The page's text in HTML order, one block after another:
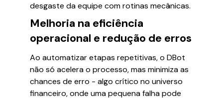
desgaste da equipe com rotinas mecânicas.
Melhoria na eficiência
operacional e redução de erros
Ao automatizar etapas repetitivas, o DBot
não só acelera o processo, mas minimiza as
chances de erro - algo crítico no universo
financeiro, onde uma pequena falha pode